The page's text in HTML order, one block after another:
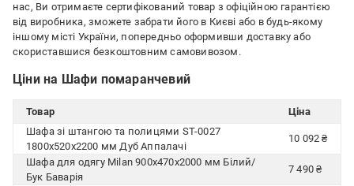
нас, Ви отримаєте сертифікований товар з офіційною гарантією
від виробника, зможете забрати його в Києві або в будь-якому
іншому місті України, попередньо оформивши доставку або
скориставшися безкоштовним самовивозом.
Ціни на Шафи помаранчевий
Товар
Ціна
Шафа зі штангою та полицями ST-0027
1800х520х2200 мм Дуб Аппалачі
10 092 ₴
Шафа для одягу Milan 900х470х2000 мм Білий/
Бук Баварія
7 490 ₴